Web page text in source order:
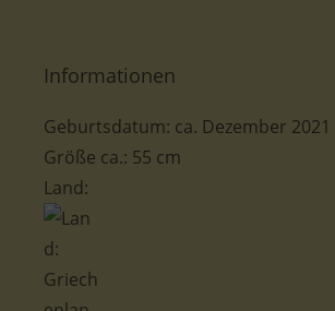
Informationen
Geburtsdatum: ca. Dezember 2021
Größe ca.: 55 cm
Land: